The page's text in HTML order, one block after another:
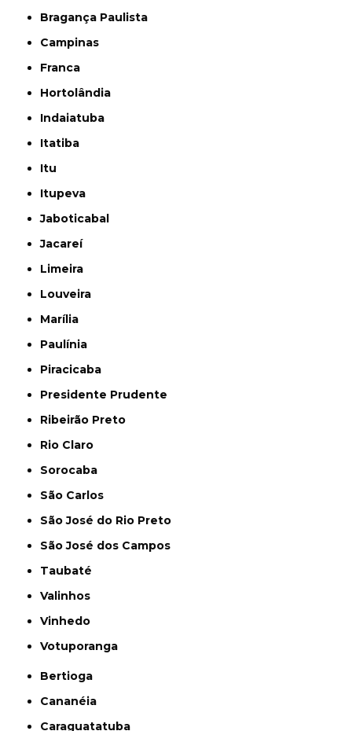
Bragança Paulista
Campinas
Franca
Hortolândia
Indaiatuba
Itatiba
Itu
Itupeva
Jaboticabal
Jacareí
Limeira
Louveira
Marília
Paulínia
Piracicaba
Presidente Prudente
Ribeirão Preto
Rio Claro
Sorocaba
São Carlos
São José do Rio Preto
São José dos Campos
Taubaté
Valinhos
Vinhedo
Votuporanga
Bertioga
Cananéia
Caraguatatuba